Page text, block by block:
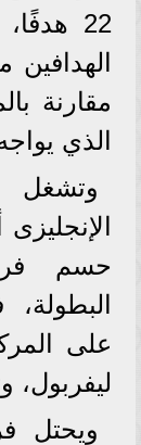
22
مقارنة
الذي
وتشغل
حسم
على
ويحتل